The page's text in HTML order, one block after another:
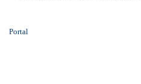
Portal